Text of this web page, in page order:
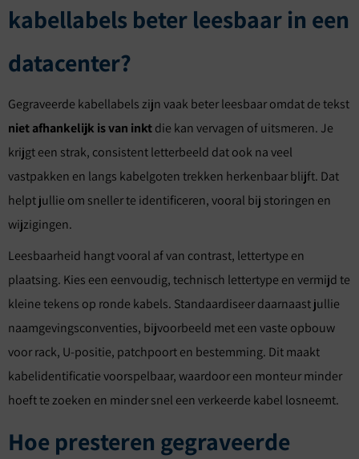
kabellabels beter leesbaar in een
datacenter?
Gegraveerde kabellabels zijn vaak beter leesbaar omdat de tekst
niet afhankelijk is van inktdie kan vervagen of uitsmeren. Je
krijgt een strak, consistent letterbeeld dat ook na veel
vastpakken en langs kabelgoten trekken herkenbaar blijft. Dat
helpt jullie om sneller te identificeren, vooral bij storingen en
wijzigingen.
Leesbaarheid hangt vooral af van contrast, lettertype en
plaatsing. Kies een eenvoudig, technisch lettertype en vermijd te
kleine tekens op ronde kabels. Standaardiseer daarnaast jullie
naamgevingsconventies, bijvoorbeeld met een vaste opbouw
voor rack, U-positie, patchpoort en bestemming. Dit maakt
kabelidentificatie voorspelbaar, waardoor een monteur minder
hoeft te zoeken en minder snel een verkeerde kabel losneemt.
Hoe presteren gegraveerde